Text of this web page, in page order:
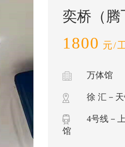
奕桥（腾
1800 元/
万体馆
徐 汇－
4号线－上
馆